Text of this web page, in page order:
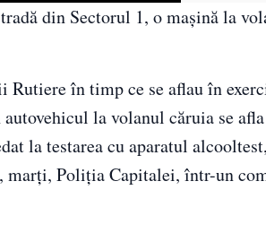
din Sectorul 1, o maşină la
în timp ce se aflau în
la volanul căruia se
la testarea cu aparatul alcooltest,
marţi, Poliţia Capitalei, într-un